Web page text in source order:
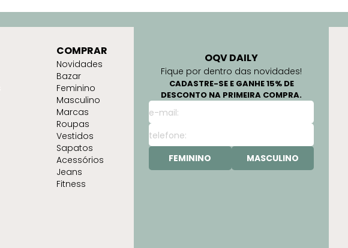
OQV DAILY
Fique por dentro das novidades!
CADASTRE-SE E GANHE 15% DE
DESCONTO NA PRIMEIRA COMPRA.
FEMININO MASCULINO
COMPRAR
Novidades
Bazar
Feminino
Masculino
Marcas
Roupas
Vestidos
Sapatos
Acessórios
Jeans
Fitness